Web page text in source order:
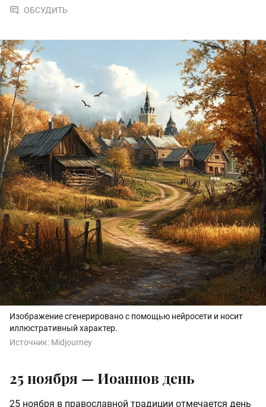
ОБСУДИТЬ
Изображение сгенерировано с помощью нейросети и носит
иллюстративный характер.
Источник: Midjourney
25 ноября — Иоаннов день
25 ноября в православной традиции отмечается день